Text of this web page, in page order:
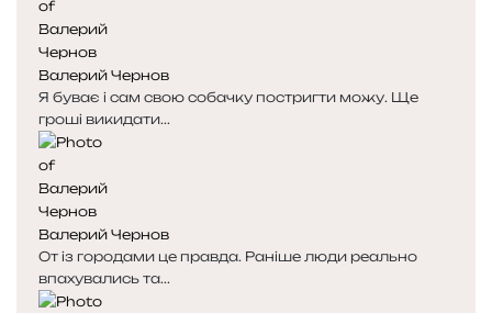
і
н
к
а
і
н
к
а
Валерий Чернов
Я буває і сам свою собачку постригти можу. Ще
гроші викидати...
Валерий Чернов
От із городами це правда. Раніше люди реально
впахувались та...